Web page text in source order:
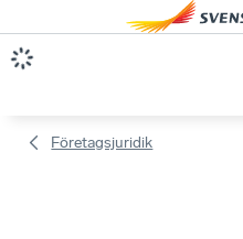
Företagsjuridik